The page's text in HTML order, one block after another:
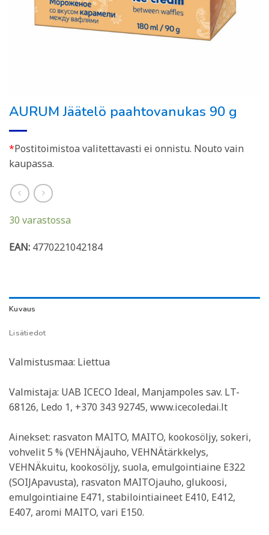
AURUM Jäätelö paahtovanukas 90 g
*Postitoimistoa valitettavasti ei onnistu. Nouto vain
kaupassa.
30 varastossa
EAN: 4770221042184
Kuvaus
Lisätiedot
Valmistusmaa: Liettua
Valmistaja: UAB ICECO Ideal, Manjampoles sav. LT-
68126, Ledo 1, +370 343 92745, www.icecoledai.lt
Ainekset: rasvaton MAITO, MAITO, kookosöljy, sokeri,
vohvelit 5 % (VEHNÄjauho, VEHNÄtärkkelys,
VEHNÄkuitu, kookosöljy, suola, emulgointiaine E322
(SOIJApavusta), rasvaton MAITOjauho, glukoosi,
emulgointiaine E471, stabilointiaineet E410, E412,
E407, aromi MAITO, vari E150.